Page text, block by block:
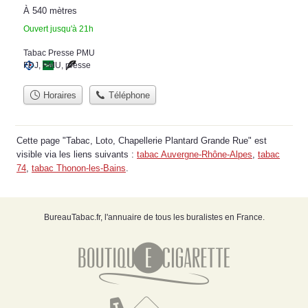
À 540 mètres
Ouvert jusqu'à 21h
Tabac Presse PMU
FDJ PMU presse
Horaires Téléphone
Cette page "Tabac, Loto, Chapellerie Plantard Grande Rue" est
visible via les liens suivants : tabac Auvergne-Rhône-Alpes tabac
74 tabac Thonon-les-Bains
BureauTabac.fr, l'annuaire de tous les buralistes en France.